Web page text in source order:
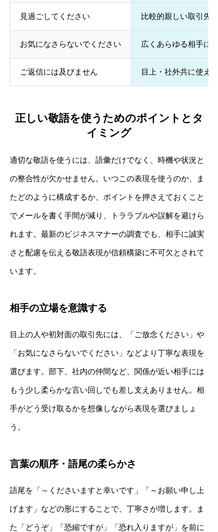
見過ごしてください 比較的親しい取引先
お気になさらないでください 広くあらゆる相手に
ご返信には及びません 目上・社外共に使え
正しい敬語を使うためのポイントとタ
イミング
適切な敬語を使うには、語彙だけでなく、時機や状況と
の整合性が欠かせません。いつこの表現を使うのか、ま
たどのように構成するか、ポイントを押さえておくこと
でメールを書く手間が減り、トララブルや誤解を避けら
れます。最新のビジネスマナーの調査でも、相手に誠実
さと配慮を伝える敬語表現が信頼構築に不可欠とされて
います。
相手の立場を意識する
目上の人や初対面の取引先には、「ご放念ください」や
「お気になさらないでください」などより丁寧な表現を
選びます。部下、社内の仲間など、関係が近い相手には
もう少し柔らかな言い回しでも差し支えありません。相
手がどう受け取るかを想像しながら表現を選びましょ
う。
言葉の順序・語尾の柔らかさ
語尾を「～くださいますと幸いです」「～お願い申し上
げます」などの形にすることで、丁寧さが増します。ま
た「どうぞ」「恐縮ですが」「恐れ入りますが」を前に